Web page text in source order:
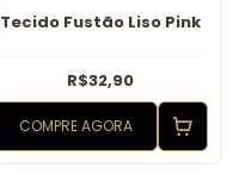
Tecido Fustão Liso Pink
R$32,90
COMPRE AGORA